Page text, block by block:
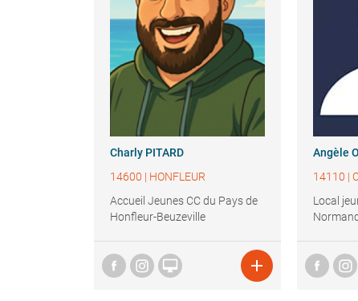
Charly PITARD
14600 | HONFLEUR
Accueil Jeunes CC du Pays de
Honfleur-Beuzeville
 
Angèle
14110 |
Local